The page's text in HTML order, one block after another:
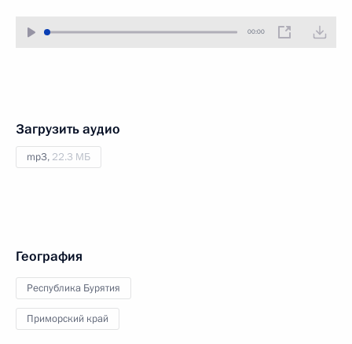
00:00
Загрузить аудио
mp3, 22.3 МБ
География
Республика Бурятия
Приморский край